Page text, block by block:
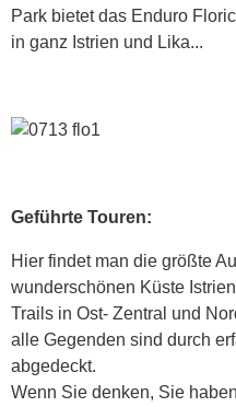
Park bietet das Enduro
in ganz Istrien und Lika...
Geführte Touren:
Hier findet man die größte
wunderschönen Küste
Trails in Ost- Zentral und
alle Gegenden sind durch
abgedeckt.
Wenn Sie denken, Sie